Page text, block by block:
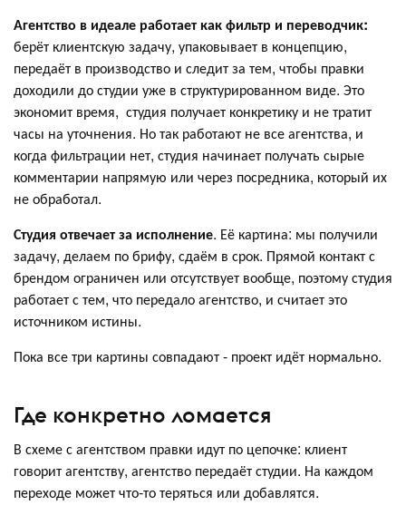
Агентство в идеале работает как фильтр и переводчик:
берёт клиентскую задачу, упаковывает в концепцию,
передаёт в производство и следит за тем, чтобы правки
доходили до студии уже в структурированном виде. Это
экономит время, студия получает конкретику и не тратит
часы на уточнения. Но так работают не все агентства, и
когда фильтрации нет, студия начинает получать сырые
комментарии напрямую или через посредника, который их
не обработал.
Студия отвечает за исполнение. Её картина: мы получили
задачу, делаем по брифу, сдаём в срок. Прямой контакт с
брендом ограничен или отсутствует вообще, поэтому студия
работает с тем, что передало агентство, и считает это
источником истины.
Пока все три картины совпадают - проект идёт нормально.
Где конкретно ломается
В схеме с агентством правки идут по цепочке: клиент
говорит агентству, агентство передаёт студии. На каждом
переходе может что-то теряться или добавлятся.